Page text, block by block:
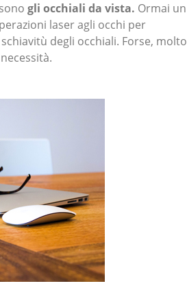
gli occhiali da vista. Ormai un
laser agli occhi per
degli occhiali. Forse, molto